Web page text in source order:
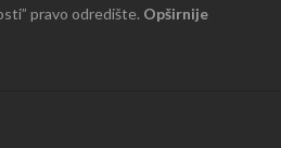
pravo odredište. Opširnije